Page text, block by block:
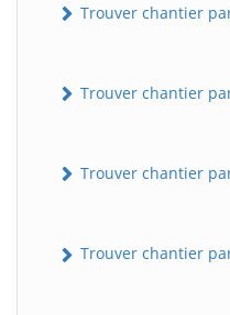
Trouver chantier
Trouver chantier
Trouver chantier
Trouver chantier